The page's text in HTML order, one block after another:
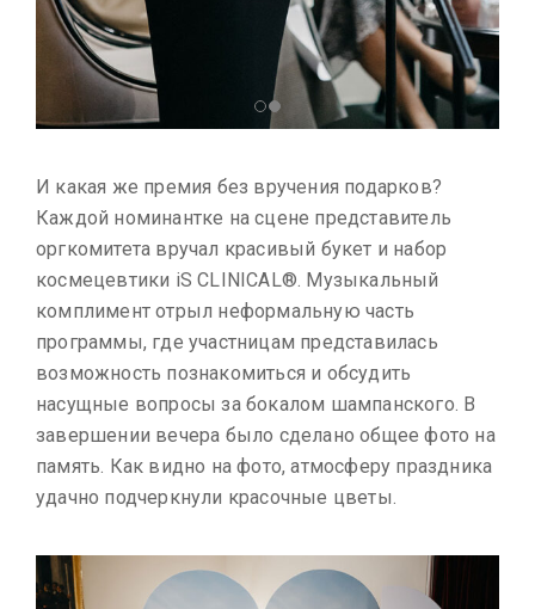
И какая же премия без вручения подарков?
Каждой номинантке на сцене представитель
оргкомитета вручал красивый букет и набор
космецевтики iS CLINICAL®. Музыкальный
комплимент отрыл неформальную часть
программы, где участницам представилась
возможность познакомиться и обсудить
насущные вопросы за бокалом шампанского. В
завершении вечера было сделано общее фото на
память. Как видно на фото, атмосферу праздника
удачно подчеркнули красочные цветы.